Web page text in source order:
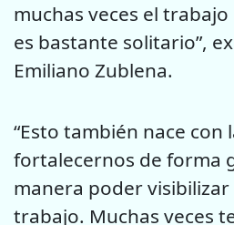
muchas veces el
es bastante solitario”,
Emiliano Zublena.
“Esto también nace con
fortalecernos de forma
manera poder
trabajo. Muchas veces